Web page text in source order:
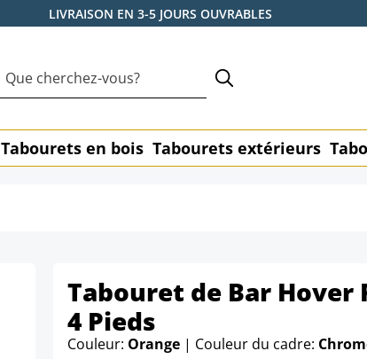
LIVRAISON EN 3-5 JOURS OUVRABLES
Tabourets en bois Tabourets extérieurs
Tabouret de Bar Hover
4 Pieds
Couleur: Orange | Couleur du cadre: